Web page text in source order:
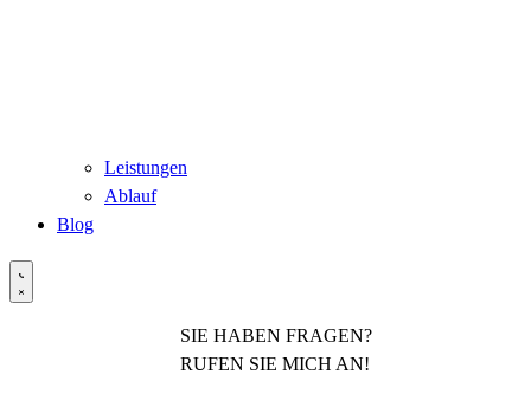
Leistungen
Ablauf
Blog
SIE HABEN FRAGEN?
RUFEN SIE MICH AN!